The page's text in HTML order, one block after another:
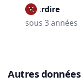
Interdire
sous 3 années
Autres données